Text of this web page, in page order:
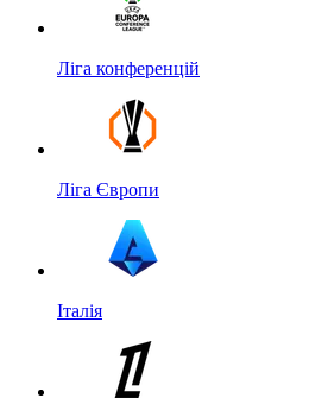
Ліга конференцій
Ліга Європи
Італія